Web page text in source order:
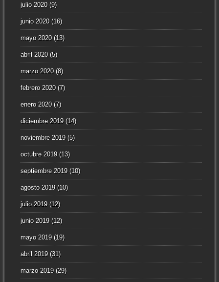
julio 2020(9)
junio 2020(16)
mayo 2020(13)
abril 2020(5)
marzo 2020(8)
febrero 2020(7)
enero 2020(7)
diciembre 2019(14)
noviembre 2019(5)
octubre 2019(13)
septiembre 2019(10)
agosto 2019(10)
julio 2019(12)
junio 2019(12)
mayo 2019(19)
abril 2019(31)
marzo 2019(29)